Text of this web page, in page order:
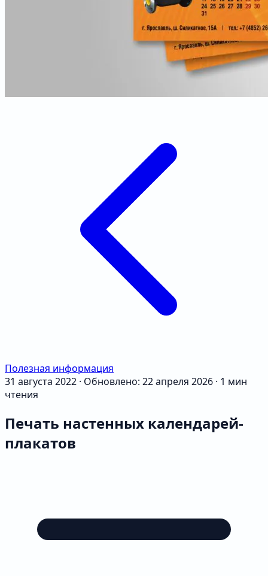
Полезная информация
31 августа 2022 · Обновлено: 22 апреля 2026 · 1 мин
чтения
Печать настенных календарей-
плакатов